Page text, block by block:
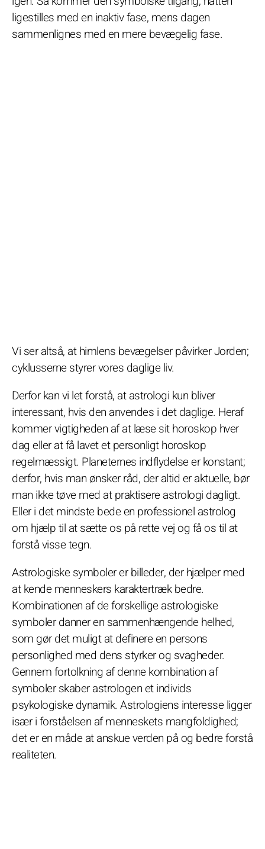
ligestilles med en inaktiv fase, mens dagen
sammenlignes med en mere bevægelig fase.
Vi ser altså, at himlens bevægelser påvirker Jorden;
cyklusserne styrer vores daglige liv.
Derfor kan vi let forstå, at astrologi kun bliver
interessant, hvis den anvendes i det daglige. Heraf
kommer vigtigheden af at læse sit horoskop hver
dag eller at få lavet et personligt horoskop
regelmæssigt. Planeternes indflydelse er konstant;
derfor, hvis man ønsker råd, der altid er aktuelle, bør
man ikke tøve med at praktisere astrologi dagligt.
Eller i det mindste bede en professionel astrolog
om hjælp til at sætte os på rette vej og få os til at
forstå visse tegn.
Astrologiske symboler er billeder, der hjælper med
at kende menneskers karaktertræk bedre.
Kombinationen af de forskellige astrologiske
symboler danner en sammenhængende helhed,
som gør det muligt at definere en persons
personlighed med dens styrker og svagheder.
Gennem fortolkning af denne kombination af
symboler skaber astrologen et individs
psykologiske dynamik. Astrologiens interesse ligger
især i forståelsen af menneskets mangfoldighed;
det er en måde at anskue verden på og bedre forstå
realiteten.